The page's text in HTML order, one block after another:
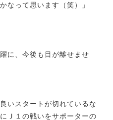
なって思います（笑）」
に、今後も目が離せませ
いスタートが切れているな
Ｊ１の戦いをサポーターの